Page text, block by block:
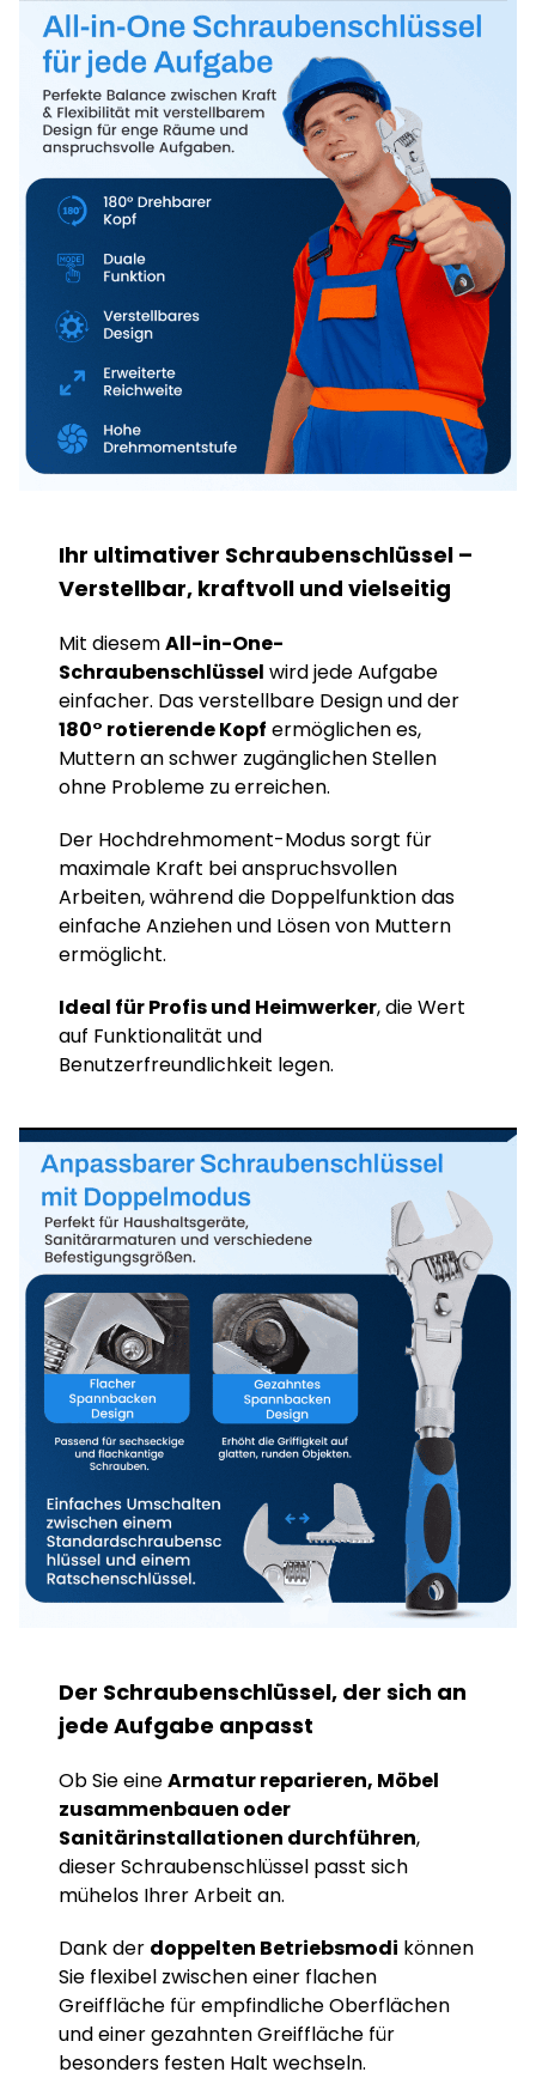
Ihr ultimativer Schraubenschlüssel –
Verstellbar, kraftvoll und vielseitig
Mit diesemAll-in-One-
Schraubenschlüssel wird jede Aufgabe
einfacher. Das verstellbare Design und der
180° rotierende Kopf ermöglichen es,
Muttern an schwer zugänglichen Stellen
ohne Probleme zu erreichen.
Der Hochdrehmoment-Modus sorgt für
maximale Kraft bei anspruchsvollen
Arbeiten, während die Doppelfunktion das
einfache Anziehen und Lösen von Muttern
ermöglicht.
Ideal für Profis und Heimwerker, die Wert
auf Funktionalität und
Benutzerfreundlichkeit legen.
Der Schraubenschlüssel, der sich an
jede Aufgabe anpasst
Ob Sie eineArmatur reparieren, Möbel
zusammenbauen oder
Sanitärinstallationen durchführen,
dieser Schraubenschlüssel passt sich
mühelos Ihrer Arbeit an.
Dank der doppelten Betriebsmodi können
Sie flexibel zwischen einer flachen
Greiffläche für empfindliche Oberflächen
und einer gezahnten Greiffläche für
besonders festen Halt wechseln.